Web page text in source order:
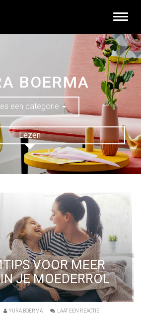
BOERMA
een categorie
Lezen
VOOR MEER
JE MOEDERROL
YURA BOERMA LAAT EEN REACTIEO